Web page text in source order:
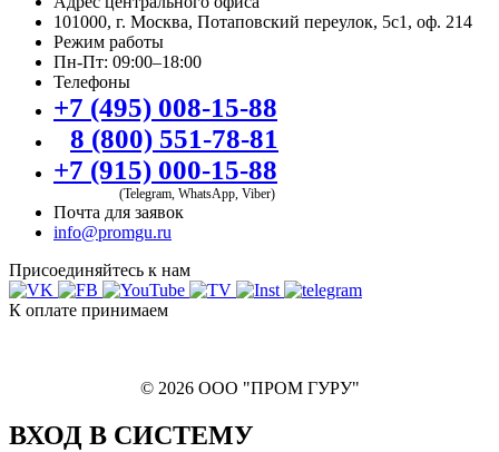
101000, г. Москва, Потаповский переулок, 5с1, оф. 214
Режим работы
Пн-Пт: 09:00–18:00
Телефоны
+7 (495) 008-15-88
8 (800) 551-78-81
+7 (915) 000-15-88
(Telegram, WhatsApp, Viber)
Почта для заявок
info@promgu.ru
Присоединяйтесь к нам
К оплате принимаем
© 2026 ООО "ПРОМ ГУРУ"
ВХОД В СИСТЕМУ